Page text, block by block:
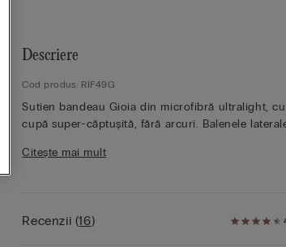
Descriere
Cod produs: RIF49G
Sutien bandeau Gioia din microfibră ultralight, cu
cupă super-căptușită, fără arcuri. Balenele
Bretele din elastic, detașabile, complet ajustabile.
2B / 75B / 34B / 85B / 42B.
Citește mai mult
Recenzii (16)